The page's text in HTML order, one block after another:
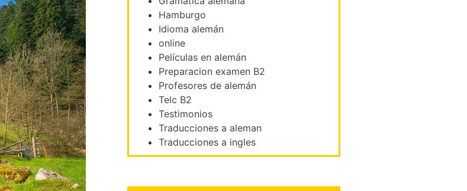
Hamburgo
Idioma alemán
online
Películas en alemán
Preparacion examen B2
Profesores de alemán
Telc B2
Testimonios
Traducciones a aleman
Traducciones a ingles